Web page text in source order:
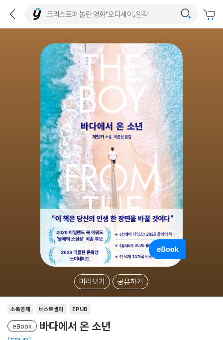
미리보기 공유하기
소득공제 베스트셀러 EPUB
eBook 바다에서 온 소년